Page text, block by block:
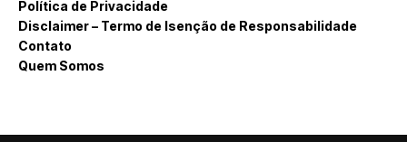
Política de Privacidade
Disclaimer – Termo de Isenção de Responsabilidade
Contato
Quem Somos